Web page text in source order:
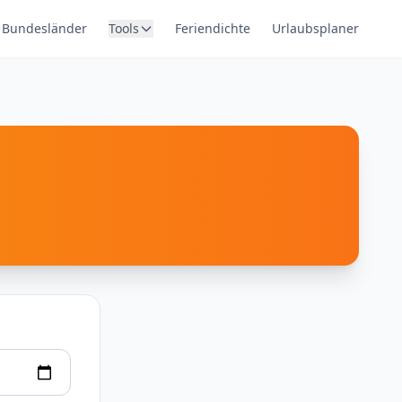
Bundesländer Tools Feriendichte Urlaubsplaner